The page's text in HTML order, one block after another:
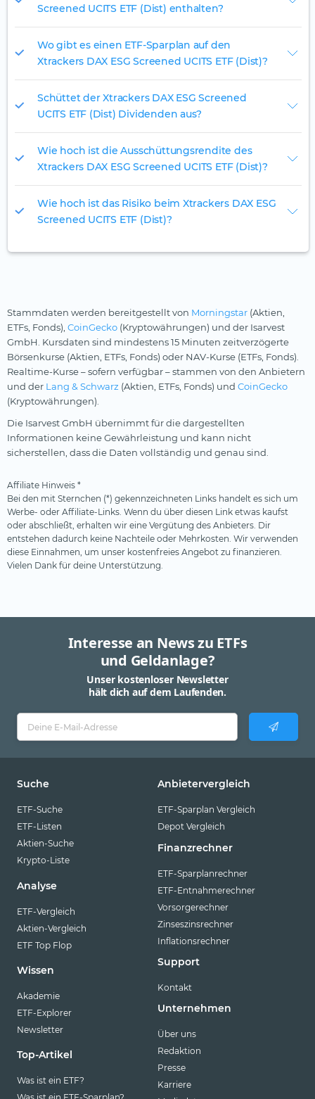
Screened UCITS ETF (Dist) enthalten?
Wo gibt es einen ETF-Sparplan auf den
Xtrackers DAX ESG Screened UCITS ETF (Dist)?
Schüttet der Xtrackers DAX ESG Screened
UCITS ETF (Dist) Dividenden aus?
Wie hoch ist die Ausschüttungsrendite des
Xtrackers DAX ESG Screened UCITS ETF (Dist)?
Wie hoch ist das Risiko beim Xtrackers DAX ESG
Screened UCITS ETF (Dist)?
Stammdaten werden bereitgestellt von Morningstar (Aktien,
ETFs, Fonds), CoinGecko (Kryptowährungen) und der Isarvest
GmbH. Kursdaten sind mindestens 15 Minuten zeitverzögerte
Börsenkurse (Aktien, ETFs, Fonds) oder NAV-Kurse (ETFs, Fonds).
Realtime-Kurse – sofern verfügbar – stammen von den Anbietern
und der Lang & Schwarz (Aktien, ETFs, Fonds) und CoinGecko
(Kryptowährungen).
Die Isarvest GmbH übernimmt für die dargestellten
Informationen keine Gewährleistung und kann nicht
sicherstellen, dass die Daten vollständig und genau sind.
Affiliate Hinweis *
Bei den mit Sternchen (*) gekennzeichneten Links handelt es sich um
Werbe- oder Affiliate-Links. Wenn du über diesen Link etwas kaufst
oder abschließt, erhalten wir eine Vergütung des Anbieters. Dir
entstehen dadurch keine Nachteile oder Mehrkosten. Wir verwenden
diese Einnahmen, um unser kostenfreies Angebot zu finanzieren.
Vielen Dank für deine Unterstützung.
Interesse an News zu ETFs
und Geldanlage?
Unser kostenloser Newsletter
hält dich auf dem Laufenden.
Suche
ETF-Suche
ETF-Listen
Aktien-Suche
Krypto-Liste
Analyse
ETF-Vergleich
Aktien-Vergleich
ETF Top Flop
Wissen
Akademie
ETF-Explorer
Newsletter
Top-Artikel
Was ist ein ETF?
Anbietervergleich
ETF-Sparplan Vergleich
Depot Vergleich
Finanzrechner
ETF-Sparplanrechner
ETF-Entnahmerechner
Vorsorgerechner
Zinseszinsrechner
Inflationsrechner
Support
Kontakt
Unternehmen
Über uns
Redaktion
Presse
Karriere